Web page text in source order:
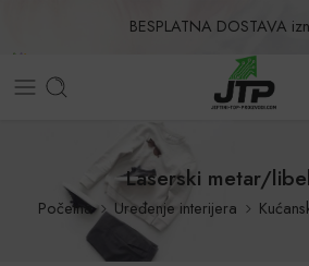
BESPLATNA DOSTAVA
Povrat u roku od 30
Laserski metar/
Početna Uređenje interijera